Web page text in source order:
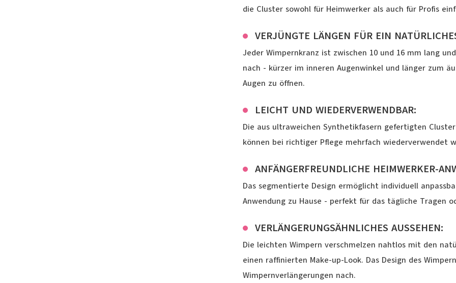
die Cluster sowohl für Heimwerker als auch für Profis
VERJÜNGTE LÄNGEN FÜR EIN
Jeder Wimpernkranz ist zwischen 10 und 16 mm lang
nach - kürzer im inneren Augenwinkel und länger zum
Augen zu öffnen.
LEICHT UND WIEDERVERWENDBAR:
Die aus ultraweichen Synthetikfasern gefertigten
können bei richtiger Pflege mehrfach wiederverwendet
ANFÄNGERFREUNDLICHE HEIMWERKER-
Das segmentierte Design ermöglicht individuell
Anwendung zu Hause - perfekt für das tägliche Tragen
VERLÄNGERUNGSÄHNLICHES AUSSEHEN:
Die leichten Wimpern verschmelzen nahtlos mit den
einen raffinierten Make-up-Look. Das Design des
Wimpernverlängerungen nach.